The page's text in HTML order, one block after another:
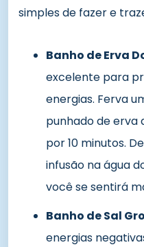
simples de fazer e
Banho de Erva
excelente para
energias. Ferva
punhado de erva
por 10 minutos.
infusão na água
você se sentirá
Banho de Sal
energias